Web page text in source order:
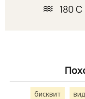
180 С
бисквит